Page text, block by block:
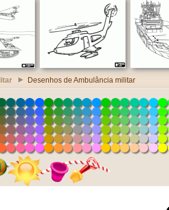
Desenhos de Ambulância militar